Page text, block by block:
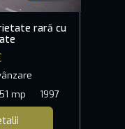
rară cu
mp 1997